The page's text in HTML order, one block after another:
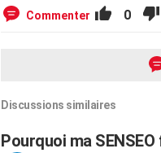
Commenter 0
Discussions similaires
Pourquoi ma